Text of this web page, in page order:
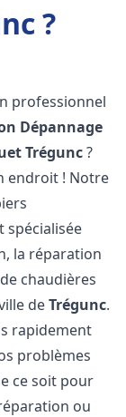
?
professionnel
Dépannage
Trégunc?
endroit ! Notre
spécialisée
la réparation
chaudières
deTrégunc.
rapidement
problèmes
ce soit pour
ou